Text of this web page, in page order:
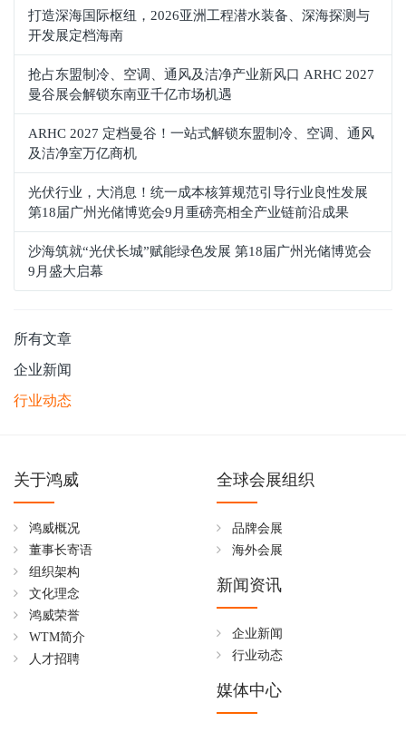
打造深海国际枢纽，2026亚洲工程潜水装备、深海探测与
开发展定档海南
抢占东盟制冷、空调、通风及洁净产业新风口 ARHC 2027
曼谷展会解锁东南亚千亿市场机遇
ARHC 2027 定档曼谷！一站式解锁东盟制冷、空调、通风
及洁净室万亿商机
光伏行业，大消息！统一成本核算规范引导行业良性发展
第18届广州光储博览会9月重磅亮相全产业链前沿成果
沙海筑就“光伏长城”赋能绿色发展 第18届广州光储博览会
9月盛大启幕
所有文章
企业新闻
行业动态
关于鸿威
鸿威概况
董事长寄语
组织架构
文化理念
鸿威荣誉
WTM简介
人才招聘
全球会展组织
品牌会展
海外会展
新闻资讯
企业新闻
行业动态
媒体中心